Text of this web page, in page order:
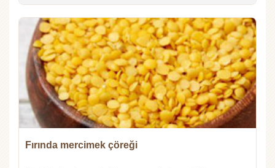
Fırında mercimek çöreği